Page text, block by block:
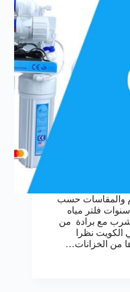
والمقاسات حسب
الطلب افضل فلتر ماء كفالة 3 سنوات فلتر مياه
مع برادة من
الكويت نظرا
من الخزانات…